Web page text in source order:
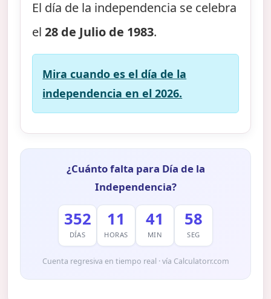
El día de la independencia se celebra
el28 de Julio de 1983.
Mira cuando es el día de la
independencia en el 2026.
¿Cuánto falta para Día de la
Independencia?
352
DÍAS
11
HORAS
41
MIN
57
SEG
Cuenta regresiva en tiempo real · vía Calculatorr.com